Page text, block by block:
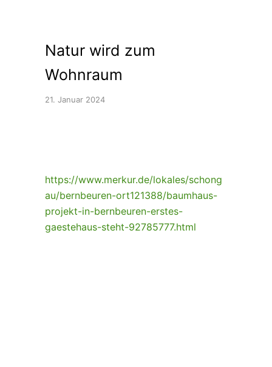
Natur wird zum
Wohnraum
21. Januar 2024
https://www.merkur.de/lokales/schong
au/bernbeuren-ort121388/baumhaus-
projekt-in-bernbeuren-erstes-
gaestehaus-steht-92785777.html